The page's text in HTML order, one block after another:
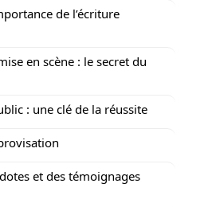
de l’écriture
en scène : le secret du
: une clé de la réussite
et des témoignages